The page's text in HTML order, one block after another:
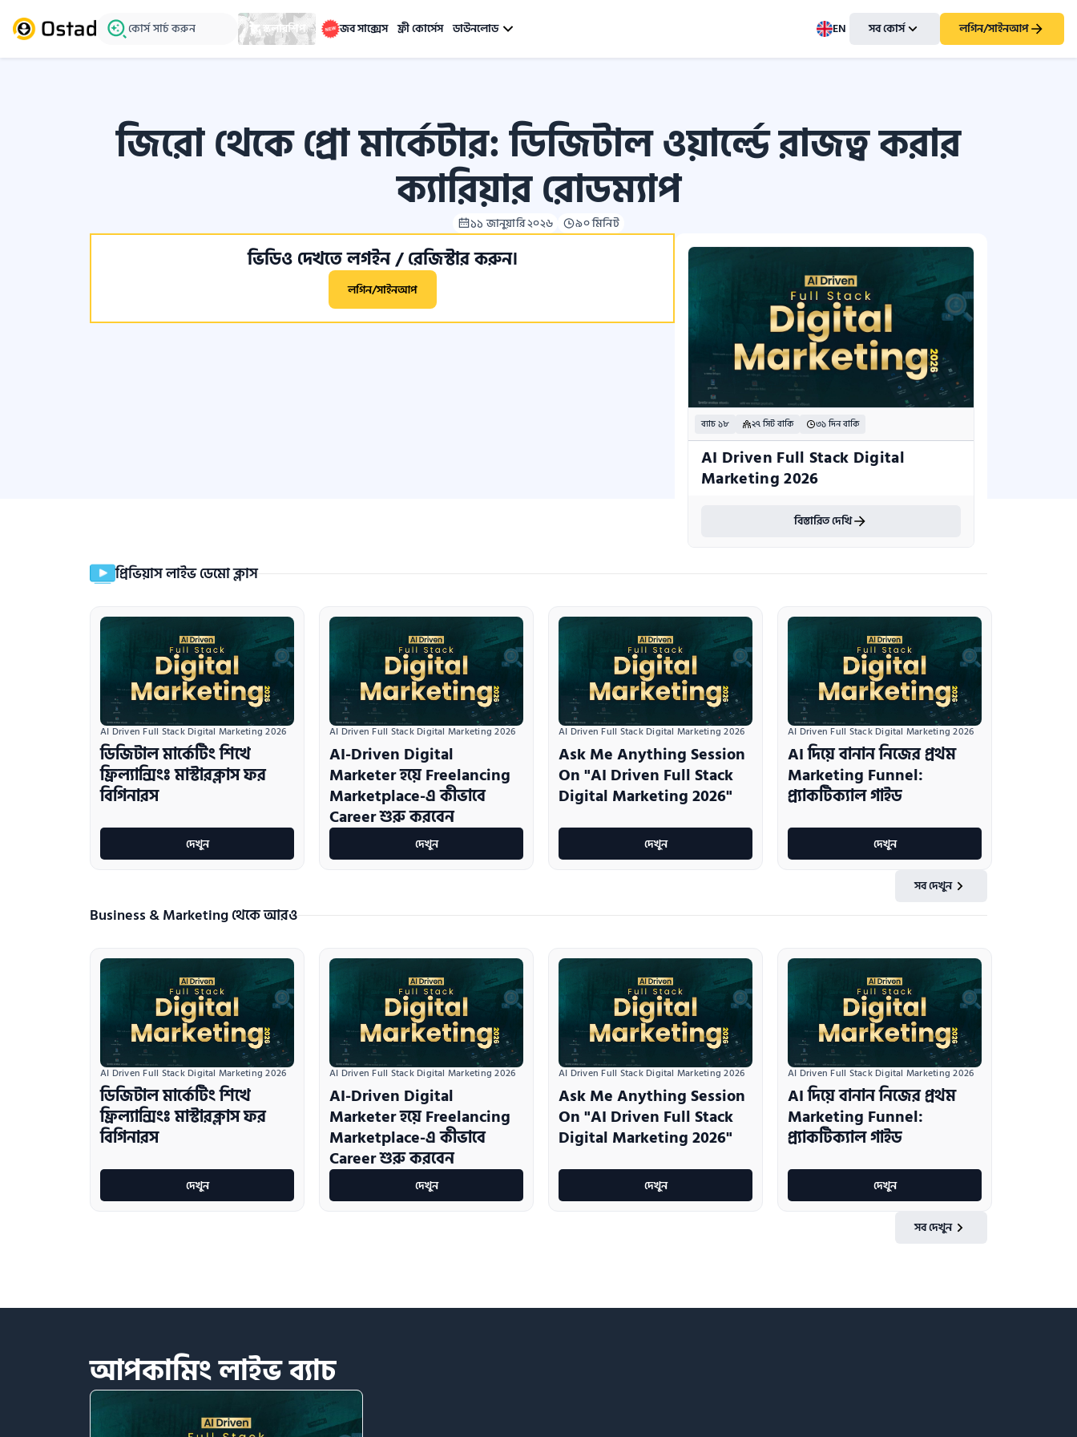
কোর্স সার্চ করুন স্কলারশিপ জব সাক্সেস ফ্রী কোর্সেস ডাউনলোড EN সব কোর্স লগিন/সাইনআপ
জিরো থেকে প্রো মার্কেটার: ডিজিটাল ওয়ার্ল্ডে রাজত্ব করার
ক্যারিয়ার রোডম্যাপ
১১ জানুয়ারি ২০২৬ ৯০ মিনিট
ভিডিও দেখতে লগইন / রেজিস্টার করুন।
লগিন/সাইনআপ
ব্যাচ ১৮ ২৭ সিট বাকি ৩১ দিন বাকি
AI Driven Full Stack Digital
Marketing 2026
বিস্তারিত দেখি
প্রিভিয়াস লাইভ ডেমো ক্লাস
AI Driven Full Stack Digital Marketing 2026
ডিজিটাল মার্কেটিং শিখে
ফ্রিল্যান্সিংঃ মাস্টারক্লাস ফর
বিগিনারস
দেখুন
AI Driven Full Stack Digital Marketing 2026
AI-Driven Digital
Marketer হয়ে Freelancing
Marketplace-এ কীভাবে
Career শুরু করবেন
দেখুন
AI Driven Full Stack Digital Marketing 2026
Ask Me Anything Session
On "AI Driven Full Stack
Digital Marketing 2026"
দেখুন
AI Driven Full Stack Digital Marketing 2026
AI দিয়ে বানান নিজের প্রথম
Marketing Funnel:
প্র্যাকটিক্যাল গাইড
দেখুন
সব দেখুন
Business & Marketing থেকে আরও
AI Driven Full Stack Digital Marketing 2026
ডিজিটাল মার্কেটিং শিখে
ফ্রিল্যান্সিংঃ মাস্টারক্লাস ফর
বিগিনারস
দেখুন
AI Driven Full Stack Digital Marketing 2026
AI-Driven Digital
Marketer হয়ে Freelancing
Marketplace-এ কীভাবে
Career শুরু করবেন
দেখুন
AI Driven Full Stack Digital Marketing 2026
Ask Me Anything Session
On "AI Driven Full Stack
Digital Marketing 2026"
দেখুন
AI Driven Full Stack Digital Marketing 2026
AI দিয়ে বানান নিজের প্রথম
Marketing Funnel:
প্র্যাকটিক্যাল গাইড
দেখুন
সব দেখুন
আপকামিংলাইভব্যাচ